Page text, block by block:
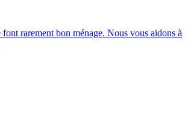
font rarement bon ménage. Nous vous aidons à